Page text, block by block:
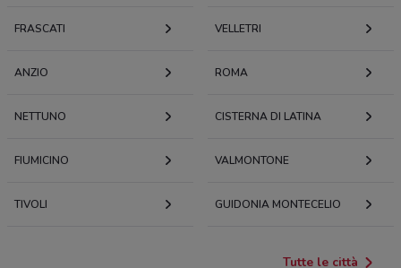
FRASCATI VELLETRI
ANZIO ROMA
NETTUNO CISTERNA DI LATINA
FIUMICINO VALMONTONE
TIVOLI GUIDONIA MONTECELIO
Tutte le città